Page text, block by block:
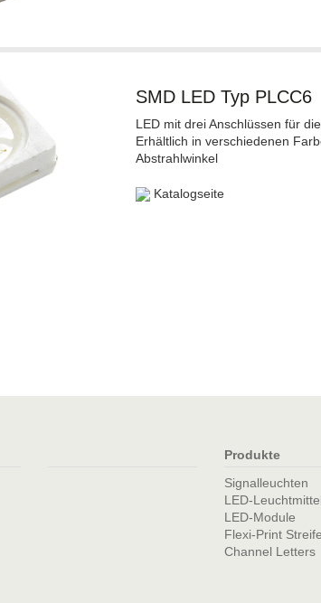
SMD LED Typ PLCC6
LED mit drei Anschlüssen für
Erhältlich in verschiedenen
Abstrahlwinkel
Katalogseite
Produkte
Signalleuchten
LED-Leuchtmittel
LED-Module
Flexi-Print
Channel Letters